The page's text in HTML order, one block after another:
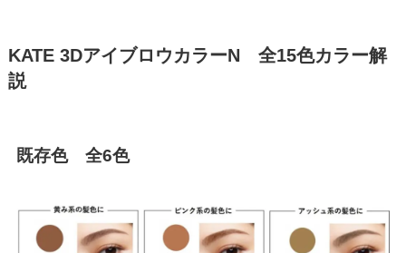
KATE 3DアイブロウカラーN 全15色カラー解
説
既存色 全6色